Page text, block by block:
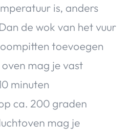
is, anders
de wok van het vuur
toevoegen
mag je vast
minuten
ca. 200 graden
mag je